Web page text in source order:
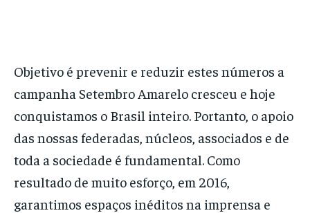
Objetivo é prevenir e reduzir estes números a
campanha Setembro Amarelo cresceu e hoje
conquistamos o Brasil inteiro. Portanto, o apoio
das nossas federadas, núcleos, associados e de
toda a sociedade é fundamental. Como
resultado de muito esforço, em 2016,
garantimos espaços inéditos na imprensa e